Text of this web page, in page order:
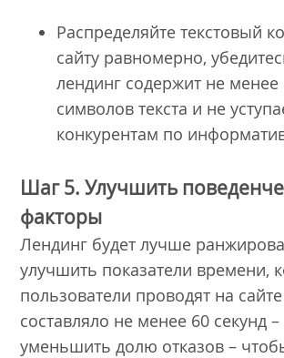
Распределяйте текстовый
сайту равномерно,
лендинг содержит не менее
символов текста и не
конкурентам по
Шаг 5. Улучшить
факторы
Лендинг будет лучше
улучшить показатели времени,
пользователи проводят на
составляло не менее 60 секунд –
уменьшить долю отказов –